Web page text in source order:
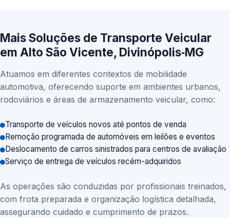
Mais Soluções de Transporte Veicular
em Alto São Vicente, Divinópolis‑MG
Atuamos em diferentes contextos de mobilidade
automotiva, oferecendo suporte em ambientes urbanos,
rodoviários e áreas de armazenamento veicular, como:
Transporte de veículos novos até pontos de venda
Remoção programada de automóveis em leilões e eventos
Deslocamento de carros sinistrados para centros de avaliação
Serviço de entrega de veículos recém-adquiridos
As operações são conduzidas por profissionais treinados,
com frota preparada e organização logística detalhada,
assegurando cuidado e cumprimento de prazos.